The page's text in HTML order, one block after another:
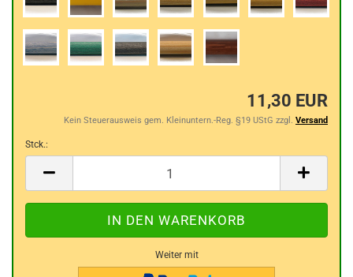
11,30 EUR
Kein Steuerausweis gem. Kleinuntern.-Reg. §19 UStG zzgl. Versand
Stck.:
Weiter mit